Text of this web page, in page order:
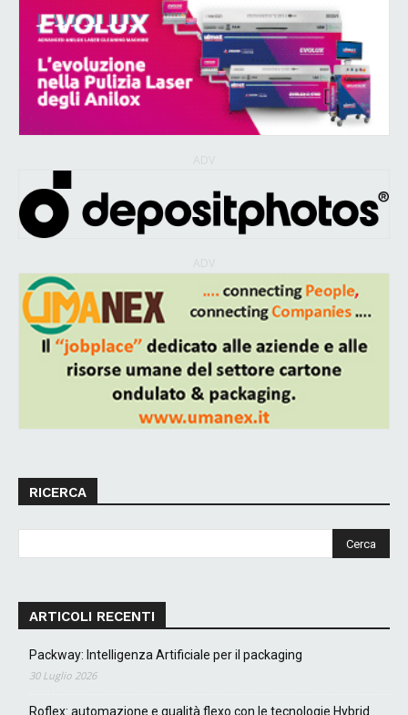
RICERCA
ARTICOLI RECENTI
Packway: Intelligenza Artificiale per il packaging
30 Luglio 2026
Roflex: automazione e qualità flexo con le tecnologie Hybrid